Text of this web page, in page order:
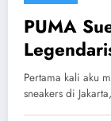
PUMA
Indonesia
Pertama kali aku
sneakers di